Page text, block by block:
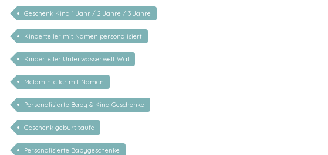
Geschenk Kind 1 Jahr / 2 Jahre / 3 Jahre
Kinderteller mit Namen personalisiert
Kinderteller Unterwasserwelt Wal
Melaminteller mit Namen
Personalisierte Baby & Kind Geschenke
Geschenk geburt taufe
Personalisierte Babygeschenke